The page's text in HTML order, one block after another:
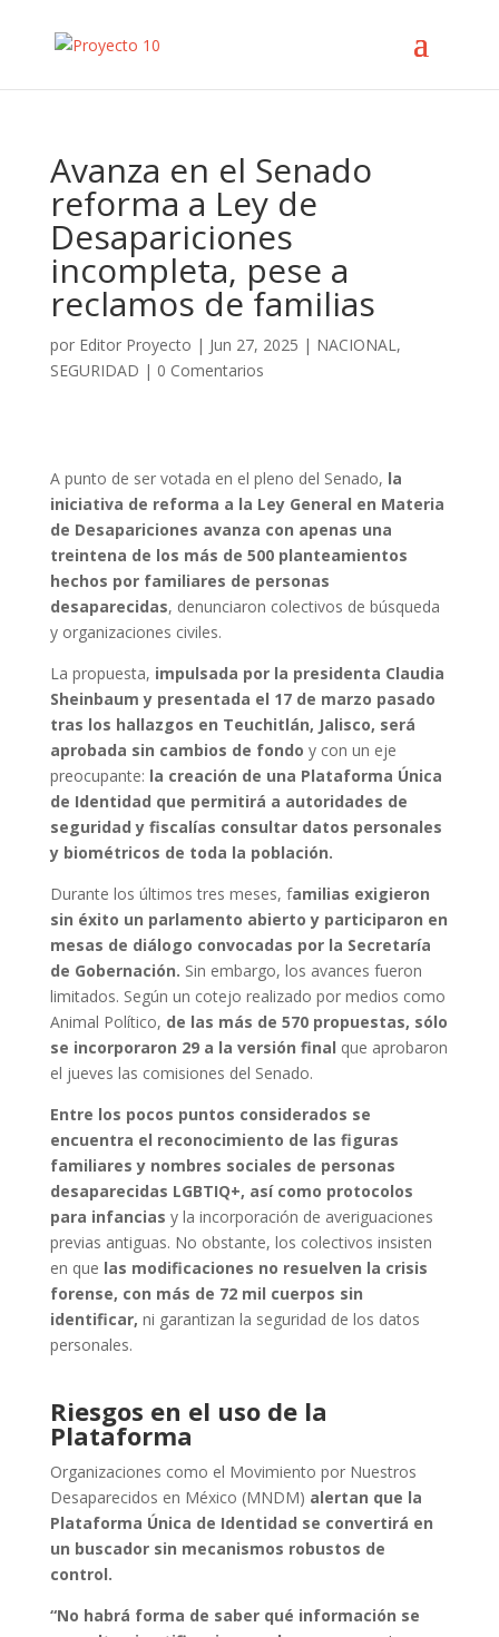
Avanza en el Senado
reforma a Ley de
Desapariciones
incompleta, pese a
reclamos de familias
por Editor Proyecto | Jun 27, 2025 | NACIONAL,
SEGURIDAD | 0 Comentarios
A punto de ser votada en el pleno del Senado, la
iniciativa de reforma a la Ley General en Materia
de Desapariciones avanza con apenas una
treintena de los más de 500 planteamientos
hechos por familiares de personas
desaparecidas, denunciaron colectivos de búsqueda
y organizaciones civiles.
La propuesta, impulsada por la presidenta Claudia
Sheinbaum y presentada el 17 de marzo pasado
tras los hallazgos en Teuchitlán, Jalisco, será
aprobada sin cambios de fondo y con un eje
preocupante: la creación de una Plataforma Única
de Identidad que permitirá a autoridades de
seguridad y fiscalías consultar datos personales
y biométricos de toda la población.
Durante los últimos tres meses, familias exigieron
sin éxito un parlamento abierto y participaron en
mesas de diálogo convocadas por la Secretaría
de Gobernación. Sin embargo, los avances fueron
limitados. Según un cotejo realizado por medios como
Animal Político, de las más de 570 propuestas, sólo
se incorporaron 29 a la versión final que aprobaron
el jueves las comisiones del Senado.
Entre los pocos puntos considerados se
encuentra el reconocimiento de las figuras
familiares y nombres sociales de personas
desaparecidas LGBTIQ+, así como protocolos
para infancias y la incorporación de averiguaciones
previas antiguas. No obstante, los colectivos insisten
en que las modificaciones no resuelven la crisis
forense, con más de 72 mil cuerpos sin
identificar, ni garantizan la seguridad de los datos
personales.
Riesgos en el uso de la
Plataforma
Organizaciones como el Movimiento por Nuestros
Desaparecidos en México (MNDM) alertan que la
Plataforma Única de Identidad se convertirá en
un buscador sin mecanismos robustos de
control.
“No habrá forma de saber qué información se